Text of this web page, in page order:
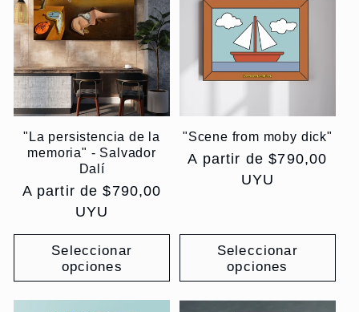
"La persistencia de la
memoria" - Salvador
Dalí
Precio
A partir de $790,00
UYU
Seleccionar
opciones
"Scene from moby dick"
Precio
A partir de $790,00
UYU
Seleccionar
opciones